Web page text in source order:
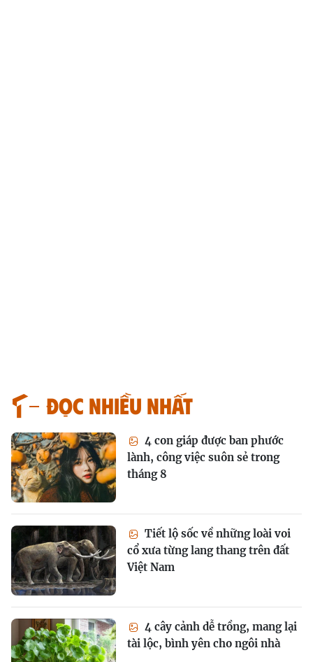
Đọc nhiều nhất
4 con giáp được ban phước
lành, công việc suôn sẻ trong
tháng 8
Tiết lộ sốc về những loài voi
cổ xưa từng lang thang trên đất
Việt Nam
4 cây cảnh dễ trồng, mang lại
tài lộc, bình yên cho ngôi nhà